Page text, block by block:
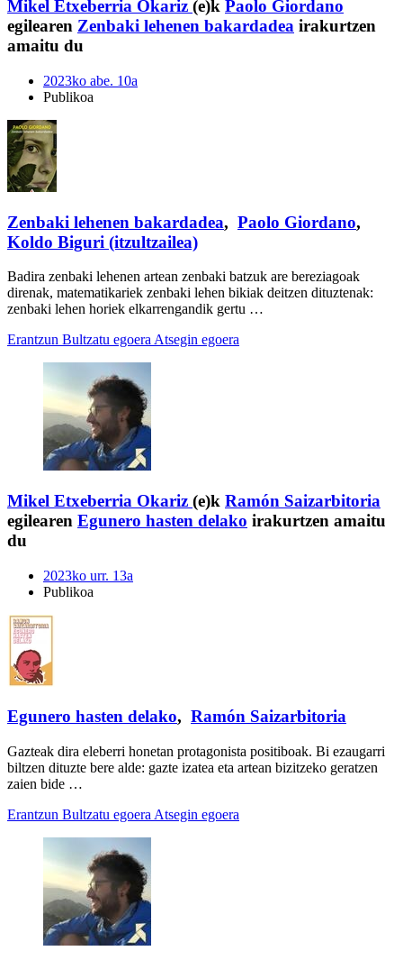
Mikel Etxeberria Okariz (e)k Paolo Giordano
egilearen Zenbaki lehenen bakardadea irakurtzen
amaitu du
2023ko abe. 10a
Publikoa
Zenbaki lehenen bakardadea, Paolo Giordano,
Koldo Biguri (itzultzailea)
Badira zenbaki lehenen artean zenbaki batzuk are bereziagoak
direnak, matematikariek zenbaki lehen bikiak deitzen dituztenak:
zenbaki lehen horiek elkarrengandik gertu …
Erantzun Bultzatu egoera Atsegin egoera
Mikel Etxeberria Okariz (e)k Ramón Saizarbitoria
egilearen Egunero hasten delako irakurtzen amaitu
du
2023ko urr. 13a
Publikoa
Egunero hasten delako, Ramón Saizarbitoria
Gazteak dira eleberri honetan protagonista positiboak. Bi ezaugarri
biltzen dituzte bere alde: gazte izatea eta artean bizitzeko geratzen
zaien bide …
Erantzun Bultzatu egoera Atsegin egoera